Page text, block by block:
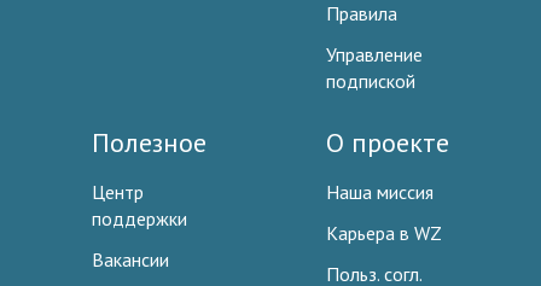
Правила
Управление
подпиской
Полезное
Центр
поддержки
Вакансии
О проекте
Наша миссия
Карьера в WZ
Польз. согл.